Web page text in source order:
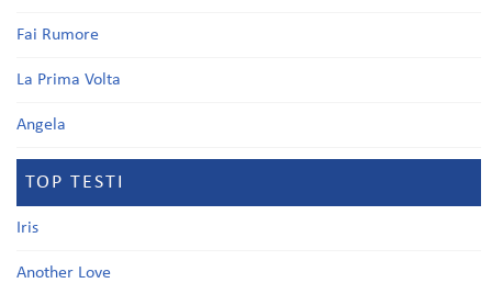
Fai Rumore
La Prima Volta
Angela
TOP TESTI
Iris
Another Love